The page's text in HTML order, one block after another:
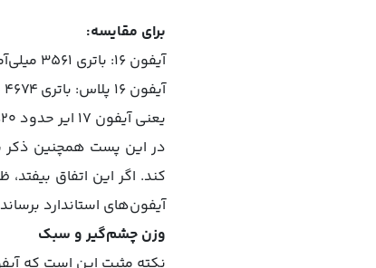
برای مقایسه:
آیفون ۱۶: باتری ۳۵۶۱ میلی‌آمپر ساعت
آیفون ۱۶ پلاس: باتری ۴۶۷۴ میلی‌آمپر ساعت
یعنی آیفون ۱۷ ایر حدود ۲۰٪ باتری کمتر از آیفون استاندارد و حدود ۴۰٪ کمتر نسبت به گوشی‌های هم‌اندازه خواهد داشت.
آیفون‌های استاندارد
وزن چشم‌گیر و سبک